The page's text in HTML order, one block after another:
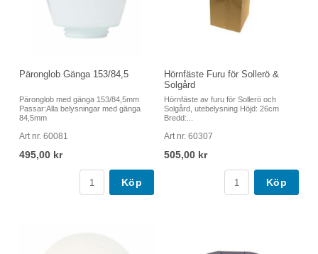
Päronglob Gänga 153/84,5
Päronglob med gänga 153/84,5mm
Passar:Alla belysningar med gänga
84,5mm
Art nr. 60081
495,00 kr
Köp
Hörnfäste Furu för Sollerö &
Solgård
Hörnfäste av furu för Sollerö och
Solgård, utebelysning Höjd: 26cm
Bredd:...
Art nr. 60307
505,00 kr
Köp